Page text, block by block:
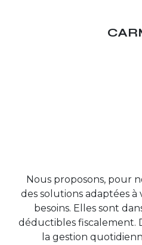
Nous proposons, pour
des solutions adaptées
besoins. Elles sont
déductibles fiscalement.
la gestion